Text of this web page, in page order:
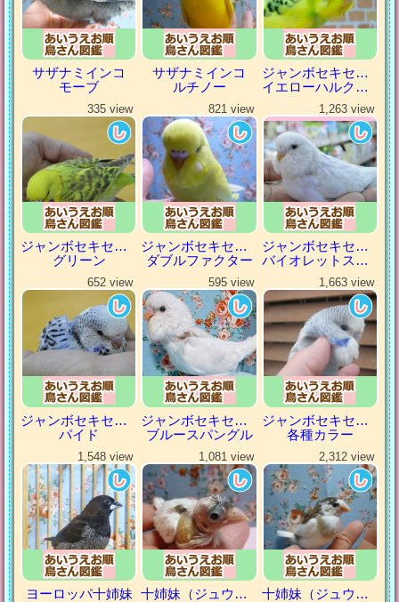
サザナミインコ
モーブ
サザナミインコ
ルチノー
ジャンボセキセイインコ
イエローハルクイン
335 view
ジャンボセキセイインコ
グリーン
821 view
ジャンボセキセイインコ
ダブルファクター
1,263 view
ジャンボセキセイインコ
バイオレットスパングル
652 view
ジャンボセキセイインコ
パイド
595 view
ジャンボセキセイインコ
ブルースパングル
1,663 view
ジャンボセキセイインコ
各種カラー
1,548 view
ヨーロッパ十姉妹
1,081 view
十姉妹（ジュウシマツ）
2,312 view
十姉妹（ジュウシマツ）